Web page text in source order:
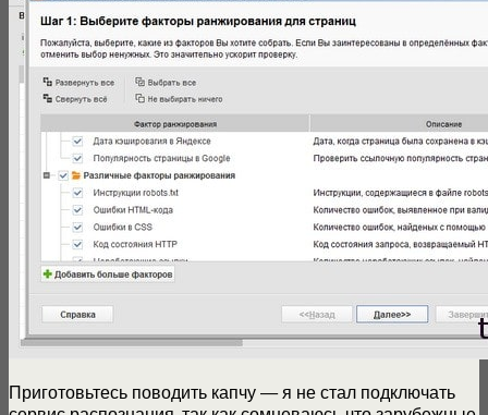
Приготовьтесь поводить капчу — я не стал подключать